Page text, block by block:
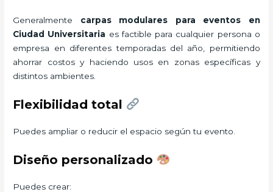
Generalmente carpas modulares para eventos en
Ciudad Universitaria es factible para cualquier persona o
empresa en diferentes temporadas del año, permitiendo
ahorrar costos y haciendo usos en zonas específicas y
distintos ambientes.
Flexibilidad total
Puedes ampliar o reducir el espacio según tu evento.
Diseño personalizado
Puedes crear: